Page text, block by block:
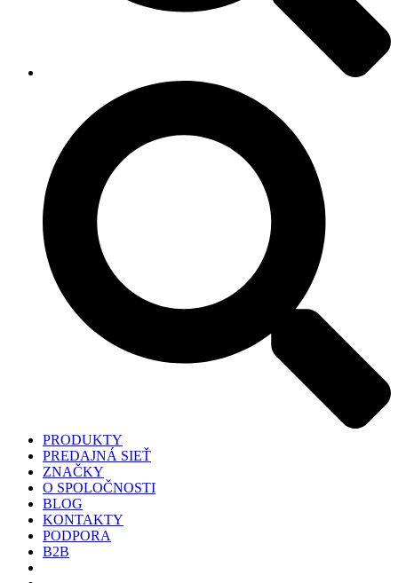
PRODUKTY
PREDAJNÁ SIEŤ
ZNAČKY
O SPOLOČNOSTI
BLOG
KONTAKTY
PODPORA
B2B